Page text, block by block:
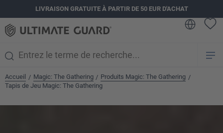
principalLIVRAISON GRATUITE À PARTIR DE 50 EUR D'ACHAT
Accueil / Magic: The Gathering / Produits Magic: The Gathering /
Tapis de Jeu Magic: The Gathering